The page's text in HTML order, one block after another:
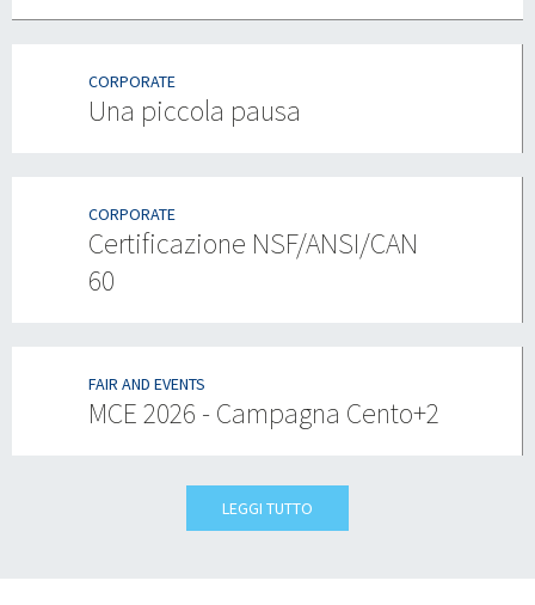
CORPORATE
Una piccola pausa
CORPORATE
Certificazione NSF/ANSI/CAN
60
FAIR AND EVENTS
MCE 2026 - Campagna Cento+2
LEGGI TUTTO